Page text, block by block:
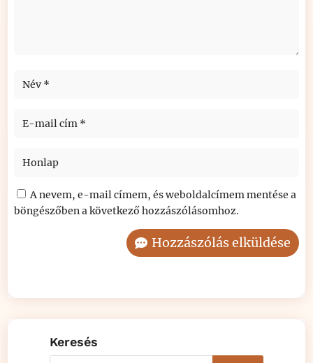
A nevem, e-mail címem, és weboldalcímem mentése a
böngészőben a következő hozzászólásomhoz.
Hozzászólás elküldése
Keresés